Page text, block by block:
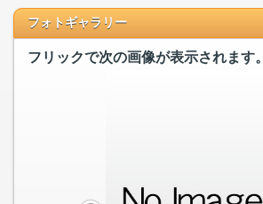
フォトギャラリー
フリックで次の画像が表示されます。